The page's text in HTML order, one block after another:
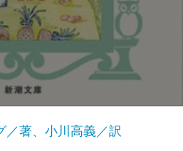
／著、小川高義／訳